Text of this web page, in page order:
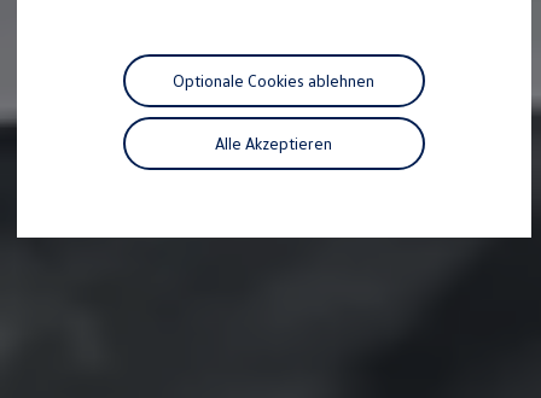
California App
California Lifestyle & Zubehör
Übernachten im California
Unternehmen
Karriere
Nachhaltigkeit
Alle Akzeptieren
Optionale Cookies ablehnen